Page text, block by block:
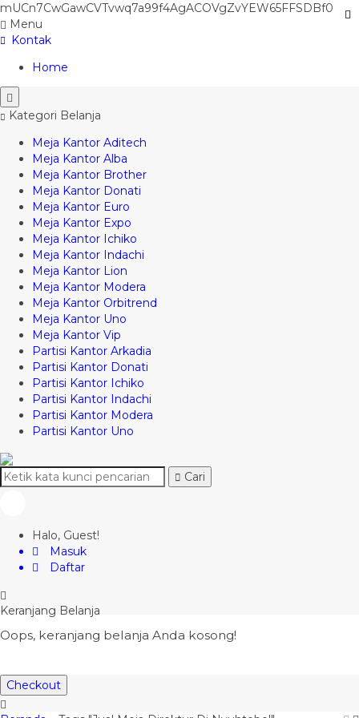
mUCn7CwGawCVTvwq7a99f4AgACOVgZvYEW65FFSDBf0
Menu
Kontak
Home
Kategori Belanja
Meja Kantor Aditech
Meja Kantor Alba
Meja Kantor Brother
Meja Kantor Donati
Meja Kantor Euro
Meja Kantor Expo
Meja Kantor Ichiko
Meja Kantor Indachi
Meja Kantor Lion
Meja Kantor Modera
Meja Kantor Orbitrend
Meja Kantor Uno
Meja Kantor Vip
Partisi Kantor Arkadia
Partisi Kantor Donati
Partisi Kantor Ichiko
Partisi Kantor Indachi
Partisi Kantor Modera
Partisi Kantor Uno
Cari
Halo, Guest!
Masuk
Daftar
Keranjang Belanja
Oops, keranjang belanja Anda kosong!
Checkout